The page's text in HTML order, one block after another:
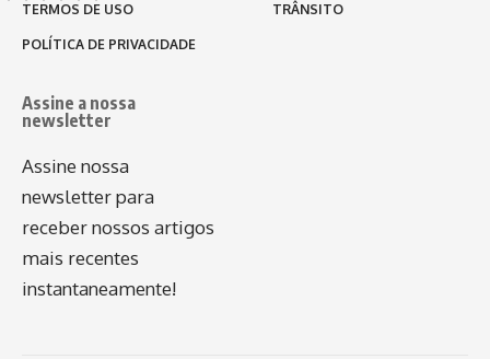
TERMOS DE USO
POLÍTICA DE PRIVACIDADE
TRÂNSITO
Assine a nossa
newsletter
Assine nossa
newsletter para
receber nossos artigos
mais recentes
instantaneamente!